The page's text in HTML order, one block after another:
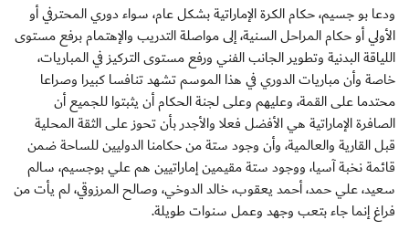
ودعا بو جسيم، حكام الكرة الإماراتية بشكل عام، سواء دوري المحترفي أو
الأولي أو حكام المراحل السنية، إلى مواصلة التدريب والإهتمام برفع مستوى
اللياقة البدنية وتطوير الجانب الفني ورفع مستوى التركيز في المباريات،
خاصة وأن مباريات الدوري في هذا الموسم تشهد تنافسا كبيرا وصراعا
محتدما على القمة، وعليهم وعلى لجنة الحكام أن يثبتوا للجميع أن
الصافرة الإماراتية هي الأفضل فعلا والأجدر بأن تحوز على الثقة المحلية
قبل القارية والعالمية، وأن وجود ستة من حكامنا الدوليين للساحة ضمن
قائمة نخبة آسيا، ووجود ستة مقيمين إماراتيين هم علي بوجسيم، سالم
سعيد، علي حمد، أحمد يعقوب، خالد الدوخي، وصالح المرزوقي، لم يأت من
فراغ إنما جاء بتعب وجهد وعمل سنوات طويلة.